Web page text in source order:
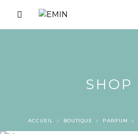
SHOP
ACCUEIL BOUTIQUE PARFUM